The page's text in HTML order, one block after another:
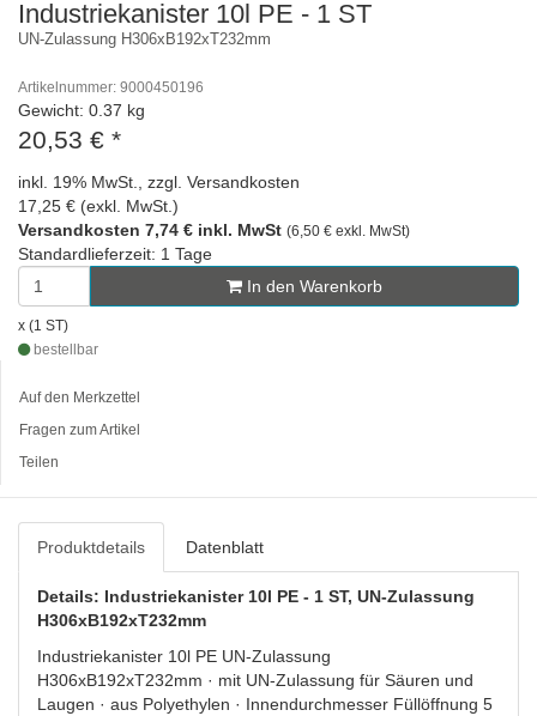
Industriekanister 10l PE - 1 ST
UN-Zulassung H306xB192xT232mm
Artikelnummer: 9000450196
Gewicht: 0.37 kg
20,53 € *
inkl. 19% MwSt., zzgl. Versandkosten
17,25 € (exkl. MwSt.)
Versandkosten 7,74 € inkl. MwSt (6,50 € exkl. MwSt)
Standardlieferzeit: 1 Tage
In den Warenkorb
x (1 ST)
bestellbar
Auf den Merkzettel
Fragen zum Artikel
Teilen
Produktdetails Datenblatt
Details: Industriekanister 10l PE - 1 ST, UN-Zulassung
H306xB192xT232mm
Industriekanister 10l PE UN-Zulassung
H306xB192xT232mm · mit UN-Zulassung für Säuren und
Laugen · aus Polyethylen · Innendurchmesser Füllöffnung 5